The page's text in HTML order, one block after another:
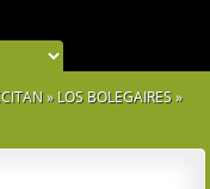
» LOS BOLEGAIRES »